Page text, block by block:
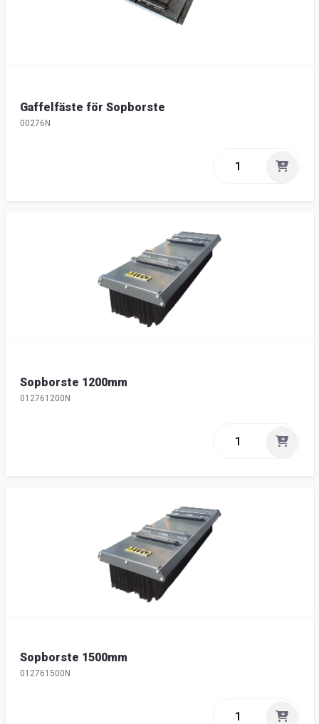
Gaffelfäste för Sopborste
00276N
Sopborste 1200mm
012761200N
Sopborste 1500mm
012761500N